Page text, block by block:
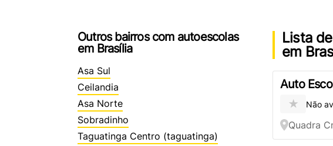
Outros bairros com autoescolas
em Brasília
Asa Sul
Ceilandia
Asa Norte
Sobradinho
Taguatinga Centro (taguatinga)
Lista
em
Auto
★ Não
Quadra